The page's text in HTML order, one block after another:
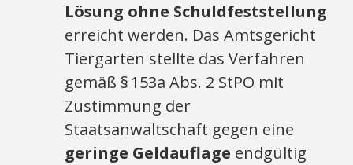
Lösung ohne Schuldfeststellung
erreicht werden. Das Amtsgericht
Tiergarten stellte das Verfahren
gemäß § 153a Abs. 2 StPO mit
Zustimmung der
Staatsanwaltschaft gegen eine
geringe Geldauflage endgültig